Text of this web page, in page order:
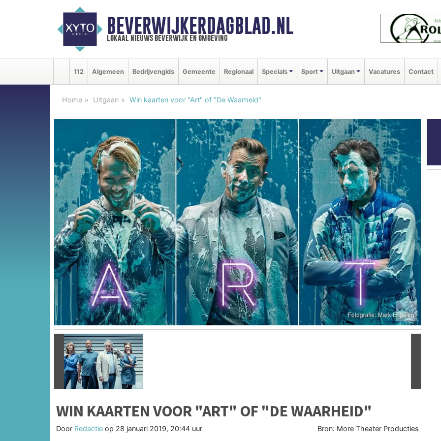
BEVERWIJKERDAGBLAD.NL
lokaal nieuws beverwijk en omgeving
112 Algemeen Bedrijvengids Gemeente Regionaal Specials Sport Uitgaan Vacatures Contact
Home Uitgaan Win kaarten voor "Art" of "De Waarheid"
Vorige
WIN KAARTEN VOOR "ART" OF "DE WAARHEID"
Door Redactie op 28 januari 2019, 20:44 uur Bron: More Theater Producties